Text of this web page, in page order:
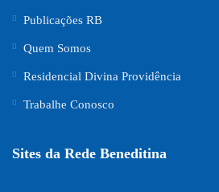
Publicações RB
Quem Somos
Residencial Divina Providência
Trabalhe Conosco
Sites da Rede Beneditina